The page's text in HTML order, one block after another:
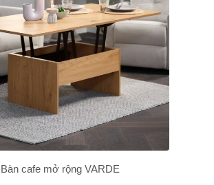
Bàn cafe mở rộng VARDE